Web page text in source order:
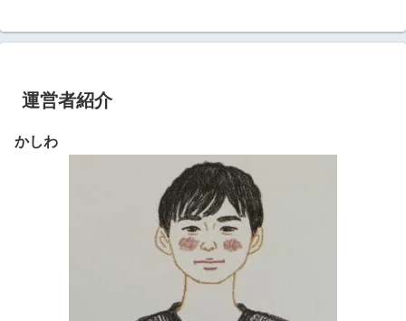
運営者紹介
かしわ